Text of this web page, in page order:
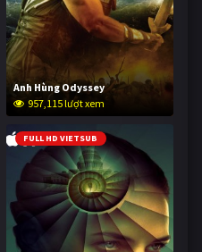
Anh Hùng Odyssey
957,115 lượt xem
FULL HD VIETSUB